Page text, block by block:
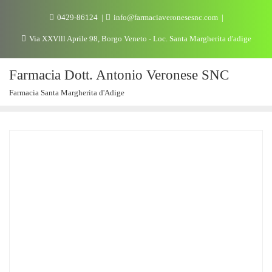
0429-86124 info@farmaciaveronesesnc.com
Via XXVlll Aprile 98, Borgo Veneto - Loc. Santa Margherita d'adige
Farmacia Dott. Antonio Veronese SNC
Farmacia Santa Margherita d'Adige